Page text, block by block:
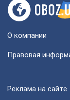
О компании
Правовая
Реклама на сайте